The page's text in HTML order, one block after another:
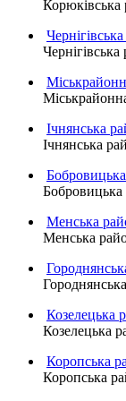
Ічнянська
Ічнянська
Менська
Менська
Козелецька
Козелецька
Коропська
Коропська